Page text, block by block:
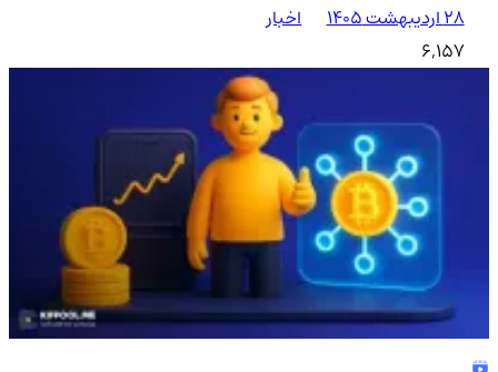
۲۸ اردیبهشت ۱۴۰۵
اخبار
6,157